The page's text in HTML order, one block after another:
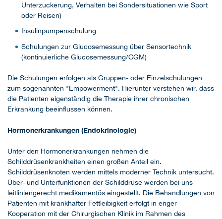
Unterzuckerung, Verhalten bei Sondersituationen wie Sport
oder Reisen)
Insulinpumpenschulung
Schulungen zur Glucosemessung über Sensortechnik
(kontinuierliche Glucosemessung/CGM)
Die Schulungen erfolgen als Gruppen- oder Einzelschulungen
zum sogenannten "Empowerment". Hierunter verstehen wir, dass
die Patienten eigenständig die Therapie ihrer chronischen
Erkrankung beeinflussen können.
Hormonerkrankungen (Endokrinologie)
Unter den Hormonerkrankungen nehmen die
Schilddrüsenkrankheiten einen großen Anteil ein.
Schilddrüsenknoten werden mittels moderner Technik untersucht.
Über- und Unterfunktionen der Schilddrüse werden bei uns
leitliniengerecht medikamentös eingestellt. Die Behandlungen von
Patienten mit krankhafter Fettleibigkeit erfolgt in enger
Kooperation mit der Chirurgischen Klinik im Rahmen des